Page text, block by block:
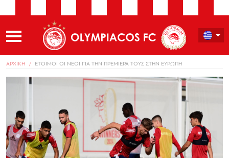
ΑΡΧΙΚΗ ΕΤΟΙΜΟΙ ΟΙ ΝΕΟΙ ΓΙΑ ΤΗΝ ΠΡΕΜΙΕΡΑ ΤΟΥΣ ΣΤΗΝ ΕΥΡΩΠΗ